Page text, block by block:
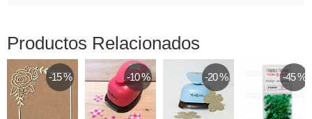
Productos Relacionados
-15 % -10 % -20 % -45 %